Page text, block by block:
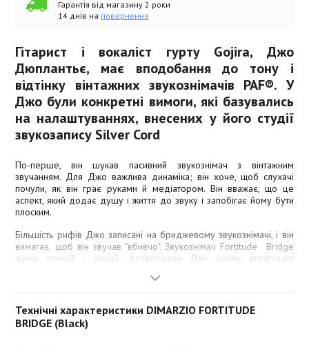
Гарантія від магазину 2 роки
14 днів на повернення
Гітарист і вокаліст гурту Gojira, Джо
Дюплантьє, має вподобання до тону і
відтінку вінтажних звукознімачів PAF®. У
Джо були конкретні вимоги, які базувались
на налаштуваннях, внесених у його студії
звукозапису Silver Cord
По-перше, він шукав пасивний звукознімач з вінтажним
звучанням. Для Джо важлива динаміка; він хоче, щоб слухачі
почули, як він грає руками й медіатором. Він вважає, що це
аспект, який додає душу і життя до звуку і запобігає йому бути
плоским.
Більшість рифів Джо записані на бриджевому звукознімачі, і він
вимагає, щоб він звучав "вбивчо". Звукознімач Fortitude Bridge
дуже точний і різкий, дозволяючи Джо навіть витягувати
го ювілею для бриджа з деякими змінами. Чистота цього
різним строєм та підсилювачами високої чутливості. Для Джо
було важливо, щоб звукознімач мав буст на 1,5 дБ на частоті
160 Гц, трохи більше низів і провал в районі 500/600 Гц.
Технічні характеристики DIMARZIO FORTITUDE
BRIDGE (Black)